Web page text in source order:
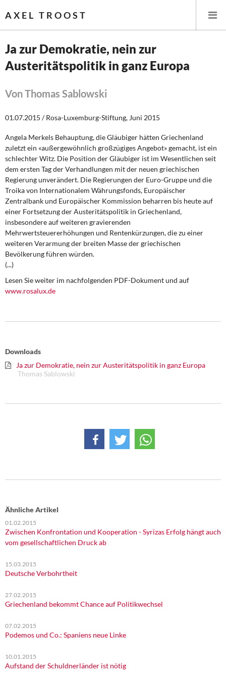
AXEL TROOST
Startseite
Themen
Leitlinien linker Wirtschafts- und Finanzpolitik
Wirtschaftspolitik
Steuer- und Finanzpolitik
Öffentliche Infrastruktur und Daseinsvorsorge
Eurokrise und Griechenland
DIE LINKE
Weitere Themen
Memo-Gruppe
Über mich
Kontakt
Ja zur Demokratie, nein zur
Austeritätspolitik in ganz Europa
Von Thomas Sablowski
01.07.2015 / Rosa-Luxemburg-Stiftung, Juni 2015
Angela Merkels Behauptung, die Gläubiger hätten Griechenland
zuletzt ein «außergewöhnlich großzügiges Angebot» gemacht, ist ein
schlechter Witz. Die Position der Gläubiger ist im Wesentlichen seit
dem ersten Tag der Verhandlungen mit der neuen griechischen
Regierung unverändert. Die Regierungen der Euro-Gruppe und die
Troika von Internationalem Währungsfonds, Europäischer
Zentralbank und Europäischer Kommission beharren bis heute auf
einer Fortsetzung der Austeritätspolitik in Griechenland,
insbesondere auf weiteren gravierenden
Mehrwertsteuererhöhungen und Rentenkürzungen, die zu einer
weiteren Verarmung der breiten Masse der griechischen
Bevölkerung führen würden.
(...)
Lesen Sie weiter im nachfolgenden PDF-Dokument und auf
www.rosalux.de
Downloads
Ja zur Demokratie, nein zur Austeritätspolitik in ganz Europa
Thomas Sablowski
Ähnliche Artikel
01.02.2015
Zwischen Konfrontation und Kooperation - Syrizas Erfolg hängt auch
vom gesellschaftlichen Druck ab
15.03.2015
Deutsche Verbohrtheit
27.02.2015
Griechenland bekommt Chance auf Politikwechsel
07.02.2015
Podemos und Co.: Spaniens neue Linke
10.01.2015
Aufstand der Schuldnerländer ist nötig